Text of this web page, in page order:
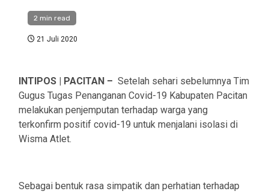
2 min read
21 Juli 2020
INTIPOS | PACITAN – Setelah sehari sebelumnya Tim
Gugus Tugas Penanganan Covid-19 Kabupaten Pacitan
melakukan penjemputan terhadap warga yang
terkonfirm positif covid-19 untuk menjalani isolasi di
Wisma Atlet.
Sebagai bentuk rasa simpatik dan perhatian terhadap